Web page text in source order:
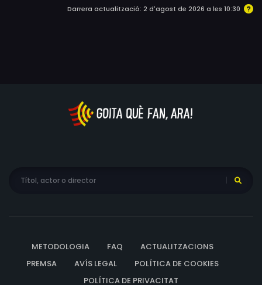
Darrera actualització: 2 d'agost de 2026 a les 10:30
METODOLOGIA FAQ
ACTUALITZACIONS
PREMSA
AVÍS LEGAL
POLÍTICA DE COOKIES
POLÍTICA DE PRIVACITAT